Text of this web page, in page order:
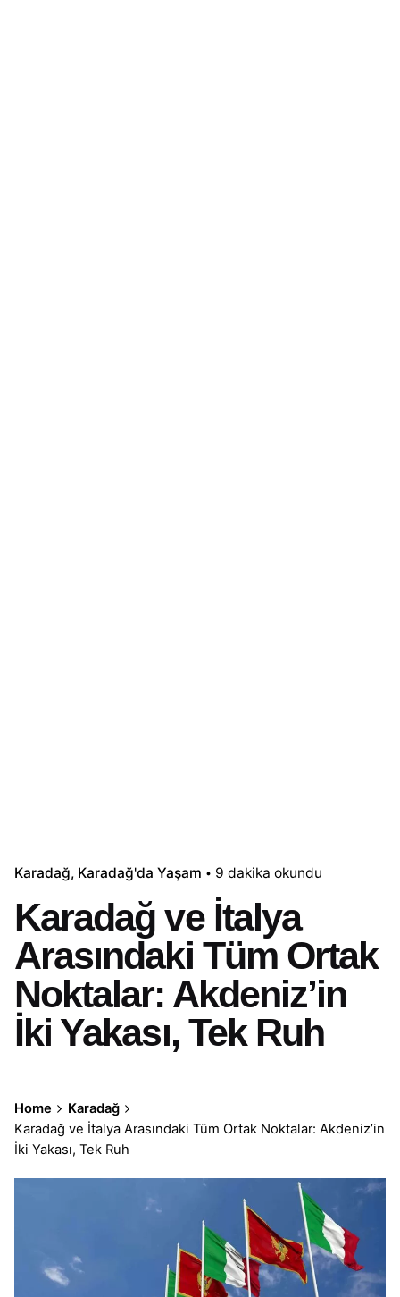
Karadağ Karadağ'da Yaşam 9 dakika okundu
Karadağ ve İtalya
Arasındaki Tüm Ortak
Noktalar: Akdeniz’in
İki Yakası, Tek Ruh
Home
Karadağ
Karadağ ve İtalya Arasındaki Tüm Ortak Noktalar: Akdeniz’in
İki Yakası, Tek Ruh